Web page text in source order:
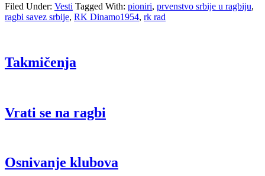
Filed Under: Vesti Tagged With: pioniri, prvenstvo srbije u ragbiju,
ragbi savez srbije, RK Dinamo1954, rk rad
Takmičenja
Vrati se na ragbi
Osnivanje klubova